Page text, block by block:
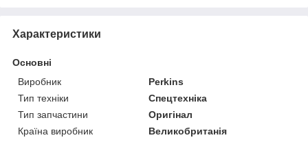
Характеристики
Основні
Виробник
Perkins
Тип техніки
Спецтехніка
Тип запчастини
Оригінал
Країна виробник
Великобританія